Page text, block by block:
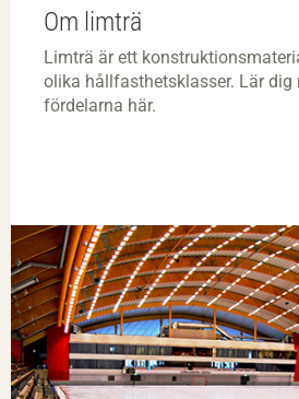
Om limträ
Limträ är ett
olika hållfasthetsklasser. Lär dig
fördelarna här.